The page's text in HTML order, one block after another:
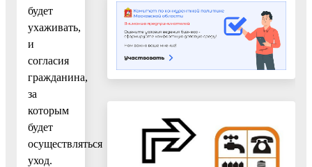
будет
ухаживать,
и
согласия
гражданина,
за
которым
будет
осуществляться
уход.